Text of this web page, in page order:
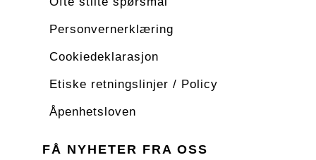
Personvernerklæring
Cookiedeklarasjon
Etiske retningslinjer / Policy
Åpenhetsloven
FÅ NYHETER FRA OSS